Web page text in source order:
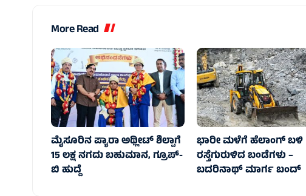
More Read
ಮೈಸೂರಿನ ಪ್ಯಾರಾ ಅಥ್ಲೀಟ್ ಶಿಲ್ಪಾಗೆ
15 ಲಕ್ಷ ನಗದು ಬಹುಮಾನ, ಗ್ರೂಪ್-
ಬಿ ಹುದ್ದೆ
ಭಾರೀ ಮಳೆಗೆ ಹೆಲಾಂಗ್ ಬಳಿ
ರಸ್ತೆಗುರುಳಿದ ಬಂಡೆಗಳು –
ಬದರಿನಾಥ್‌ ಮಾರ್ಗ ಬಂದ್‌